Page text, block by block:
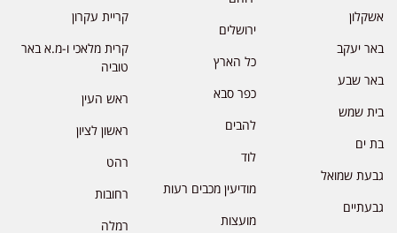
אשקלון
באר יעקב
באר שבע
בית שמש
בת ים
גבעת שמואל
גבעתיים
ירושלים
כל הארץ
כפר סבא
להבים
לוד
מודיעין מכבים רעות
מועצות
קריית עקרון
קרית מלאכי ו-מ.א באר
טוביה
ראש העין
ראשון לציון
רהט
רחובות
רמלה